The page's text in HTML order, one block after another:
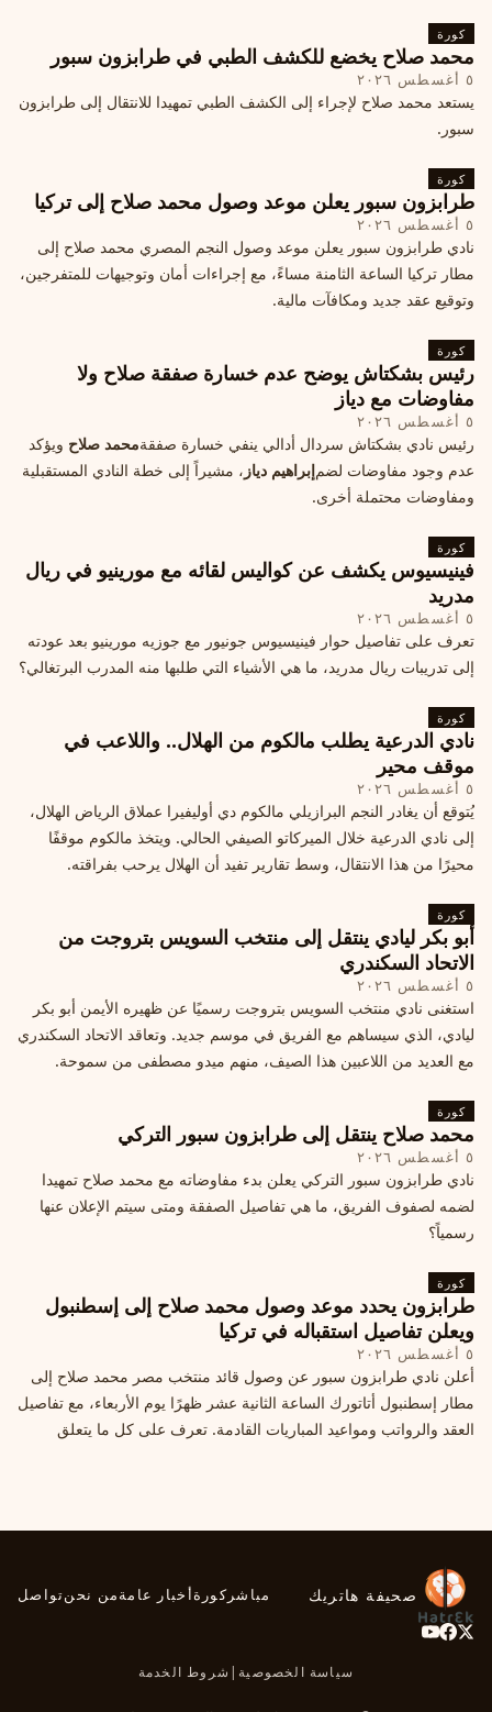
كورة
محمد صلاح يخضع للكشف الطبي في طرابزون سبور
٥ أغسطس ٢٠٢٦
يستعد محمد صلاح لإجراء إلى الكشف الطبي تمهيدا للانتقال إلى طرابزون
سبور.
كورة
طرابزون سبور يعلن موعد وصول محمد صلاح إلى تركيا
٥ أغسطس ٢٠٢٦
نادي طرابزون سبور يعلن موعد وصول النجم المصري محمد صلاح إلى
مطار تركيا الساعة الثامنة مساءً، مع إجراءات أمان وتوجيهات للمتفرجين،
وتوقيع عقد جديد ومكافآت مالية.
كورة
رئيس بشكتاش يوضح عدم خسارة صفقة صلاح ولا
مفاوضات مع دياز
٥ أغسطس ٢٠٢٦
رئيس نادي بشكتاش سردال أدالي ينفي خسارة صفقةمحمد صلاح ويؤكد
عدم وجود مفاوضات لضمإبراهيم دياز ، مشيراً إلى خطة النادي المستقبلية
ومفاوضات محتملة أخرى.
كورة
فينيسيوس يكشف عن كواليس لقائه مع مورينيو في ريال
مدريد
٥ أغسطس ٢٠٢٦
تعرف على تفاصيل حوار فينيسيوس جونيور مع جوزيه مورينيو بعد عودته
إلى تدريبات ريال مدريد، ما هي الأشياء التي طلبها منه المدرب البرتغالي؟
كورة
نادي الدرعية يطلب مالكوم من الهلال.. واللاعب في
موقف محير
٥ أغسطس ٢٠٢٦
يُتوقع أن يغادر النجم البرازيلي مالكوم دي أوليفيرا عملاق الرياض الهلال،
إلى نادي الدرعية خلال الميركاتو الصيفي الحالي. ويتخذ مالكوم موقفًا
محيرًا من هذا الانتقال، وسط تقارير تفيد أن الهلال يرحب بفراقته.
كورة
أبو بكر ليادي ينتقل إلى منتخب السويس بتروجت من
الاتحاد السكندري
٥ أغسطس ٢٠٢٦
استغنى نادي منتخب السويس بتروجت رسميًا عن ظهيره الأيمن أبو بكر
ليادي، الذي سيساهم مع الفريق في موسم جديد. وتعاقد الاتحاد السكندري
مع العديد من اللاعبين هذا الصيف، منهم ميدو مصطفى من سموحة.
كورة
محمد صلاح ينتقل إلى طرابزون سبور التركي
٥ أغسطس ٢٠٢٦
نادي طرابزون سبور التركي يعلن بدء مفاوضاته مع محمد صلاح تمهيدا
لضمه لصفوف الفريق، ما هي تفاصيل الصفقة ومتى سيتم الإعلان عنها
رسمياً؟
كورة
طرابزون يحدد موعد وصول محمد صلاح إلى إسطنبول
ويعلن تفاصيل استقباله في تركيا
٥ أغسطس ٢٠٢٦
أعلن نادي طرابزون سبور عن وصول قائد منتخب مصر محمد صلاح إلى
مطار إسطنبول أتاتورك الساعة الثانية عشر ظهرًا يوم الأربعاء، مع تفاصيل
العقد والرواتب ومواعيد المباريات القادمة. تعرف على كل ما يتعلق
صحيفة هاتريك مباشر كورةأخبار عامةمن نحنتواصل
سياسة الخصوصية | شروط الخدمة